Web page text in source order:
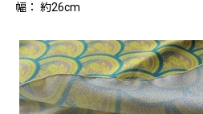
幅： 約26cm